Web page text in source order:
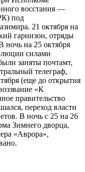
восстания —
под
21 октября на
гарнизон, отряды
ночь на 25 октября
силами
заняты почтамт,
телеграф,
(еще до открытия
«К
правительство
переход власти
В ночь с 25 на 26
Зимнего дворца,
«Аврора»,